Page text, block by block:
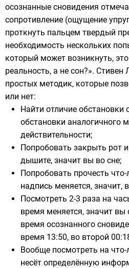
осознанные сновидения
сопротивление (ощущение
проткнуть пальцем твердый
необходимость нескольких
который может возникнуть,
реальность, а не сон?». Стивен
простых методик, которые
или нет:
Найти отличие обстановки
обстановки аналогичного
действительности;
Попробовать закрыть рот
дышите, значит вы во сне;
Попробовать прочесть
надпись меняется, значит,
Посмотреть 2-3 раза на
время меняется, значит вы
время осознанного
время 13:50, во второй
Вообще посмотреть на что-
несёт определённую